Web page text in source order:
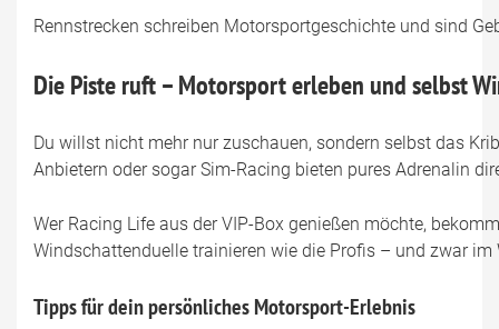
Rennstrecken schreiben Motorsportgeschichte und sind
Die Piste ruft – Motorsport erleben und selbst
Du willst nicht mehr nur zuschauen, sondern selbst das
Anbietern oder sogar Sim-Racing bieten pures Adrenalin
Wer Racing Life aus der VIP-Box genießen möchte,
Windschattenduelle trainieren wie die Profis – und zwar im
Tipps für dein persönliches Motorsport-Erlebnis